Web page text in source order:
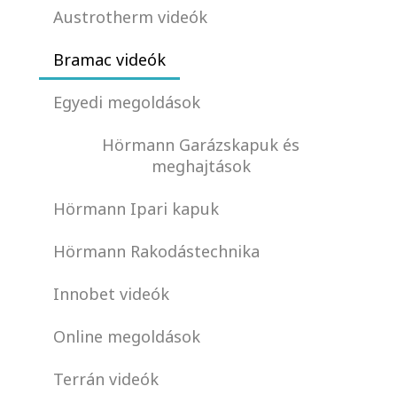
Austrotherm videók
Bramac videók
Egyedi megoldások
Hörmann Garázskapuk és
meghajtások
Hörmann Ipari kapuk
Hörmann Rakodástechnika
Innobet videók
Online megoldások
Terrán videók